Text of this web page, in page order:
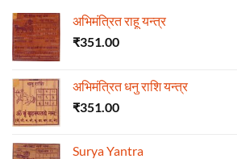
अभिमंत्रित राहू यन्त्र
₹351.00
अभिमंत्रित धनु राशि यन्त्र
₹351.00
Surya Yantra